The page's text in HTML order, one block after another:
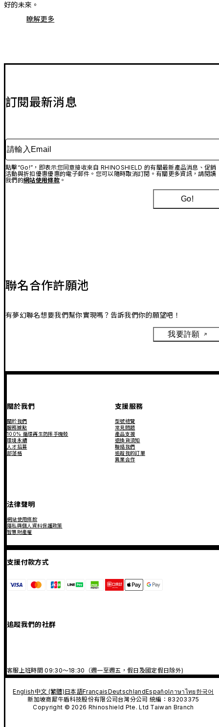
好的未來。
瞭解更多
訂閱最新消息
請輸入Email
點擊“Go!”，即表示您同意接收來自 RHINOSHIELD 的有關最新產品消息、促銷
活動與折扣優惠優惠的電子郵件。您可以隨時取消訂閱。有關更多資訊，請閱讀
我們的網站使用條款。
Go!
聯名合作許願池
有夢幻聯名想要我們幫你實現嗎？告訴我們你的願望吧！
我要許願
關於我們
關於我們
服務據點
100% 循環再生防摔手機殼
環境永續
人才招募
部落格
支援服務
型號總覽
常見問題
產品支援
退換貨須知
聯絡我們
追蹤我的訂單
異業合作
法律聲明
網站使用條款
隱私與個人資料保護政策
智慧財產權
支援付款方式
追蹤我們的社群
客服上班時間 09:30～18:30（週一至週五，假日及國定假日除外)
English中文 (繁體)日本語FrançaisDeutschlandEspañolภาษาไทย 한국어
新加坡商犀牛盾科技股份有限公司台灣分公司 統編：83203375
Copyright © 2026 Rhinoshield Pte. Ltd Taiwan Branch